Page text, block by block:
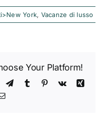
York, Vacanze di lusso
Your Platform!
TelegramTumblr Pinterest
Vk
Xing
Email